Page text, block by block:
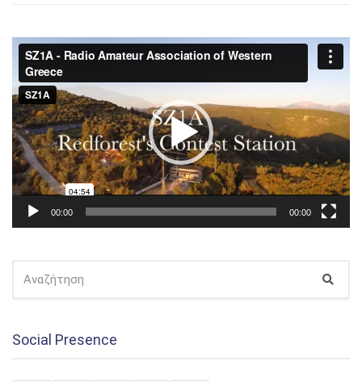
Πρόγραμμα
Αναπαραγωγής
Βίντεο
00:00 00:00
ΓΙΑ:
Social Presence